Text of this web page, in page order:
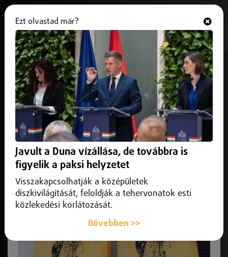
Újabb visszaélések gyanúja
merült fel a külügynél
2026. június 17.Belföld
Bárhová nyúlunk a külügyminisztériumban, mindenütt
bukkanunk, jelentette ki Velkey György László külügyi
államtitkár Facebook-videójában, amelyben egy kanadai
állampolgársági bizniszt leplezett le
Ezt olvastad már?
Javult a Duna vízállása, de továbbra is
figyelik a paksi helyzetet
Visszakapcsolhatják a középületek
díszkivilágítását, feloldják a tehervonatok esti
közlekedési korlátozását.
Bővebben >>